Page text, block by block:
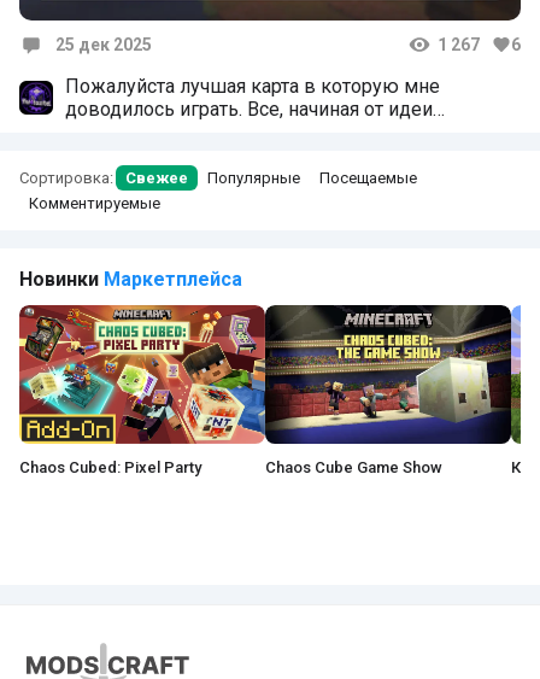
25 дек 2025 1 267 6
Пожалуйста лучшая карта в которую мне
доводилось играть. Все, начиная от идеи
Даже имеется сюжет,а не просто "на нас напали".
Карта одним словом супер, желаю команде
Сортировка: Свежее Популярные
Посещаемые
Комментируемые
Новинки Маркетплейса
Chaos Cubed: Pixel Party Chaos Cube Game Show